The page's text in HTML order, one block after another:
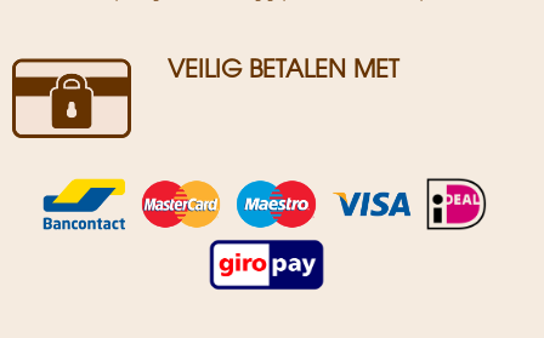
VEILIG BETALEN MET